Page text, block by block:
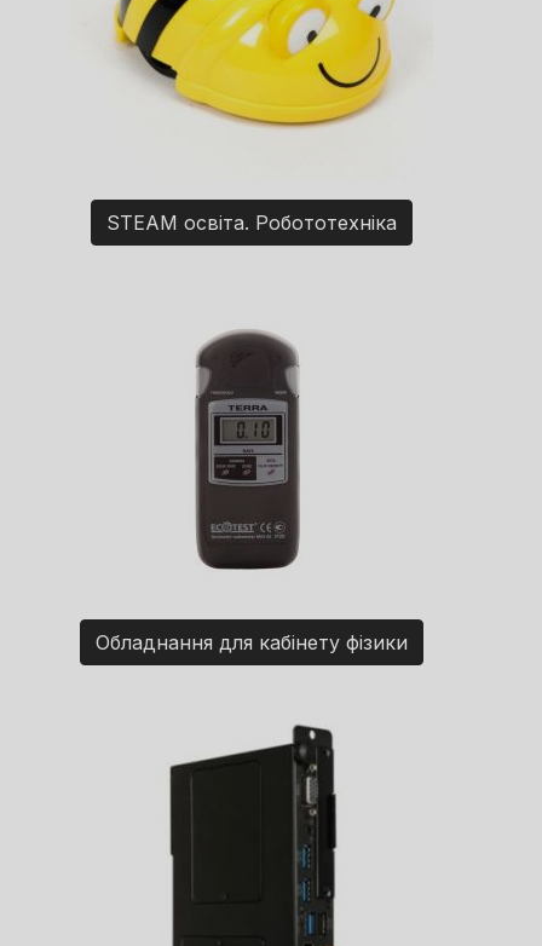
STEAM освіта. Робототехніка
Обладнання для кабінету фізики